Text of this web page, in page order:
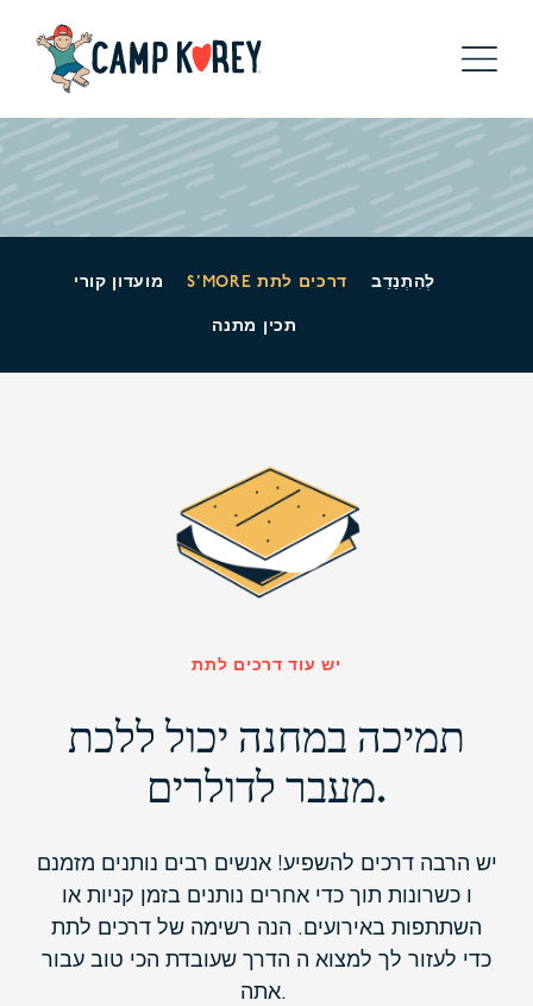
מועדון קורי S'MORE דרכים לתת לְהִתְנַדֵב
תכין מתנה
יש עוד דרכים לתת
תמיכה במחנה יכול ללכת
מעבר לדולרים.
יש הרבה דרכים להשפיע!אנשים רבים נותנים מזמנם
וכשרונות תוך כדי אחרים נותנים בזמן קניות או
השתתפות באירועים. הנה רשימה של דרכים לתת
כדי לעזור לך למצוא ה הדרך שעובדת הכי טוב עבור
אתה.